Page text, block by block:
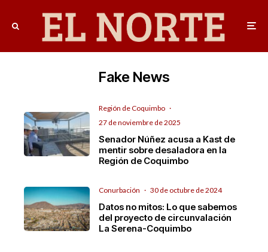
Fake News
Región de Coquimbo ·
27 de noviembre de 2025
Senador Núñez acusa a Kast de
mentir sobre desaladora en la
Región de Coquimbo
Conurbación · 30 de octubre de 2024
Datos no mitos: Lo que sabemos
del proyecto de circunvalación
La Serena-Coquimbo